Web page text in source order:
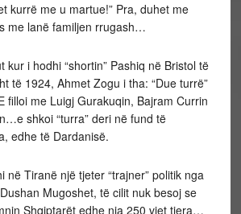
kurrë me u martue!” Pra, duhet me
me lanë familjen rrugash…
kur i hodhi “shortin” Pashiq në Bristol të
të 1924, Ahmet Zogu i tha: “Due turrë”
filloi me Luigj Gurakuqin, Bajram Currin
shkoi “turra” deri në fund të
edhe të Dardanisë.
në Tiranë një tjeter “trajner” politik nga
Mugoshet, të cilit nuk besoj se
Shqiptarët edhe nja 250 vjet tjera…